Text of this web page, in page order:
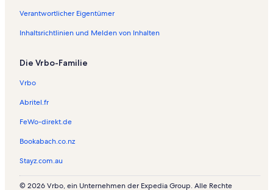
Verantwortlicher Eigentümer
Inhaltsrichtlinien und Melden von Inhalten
Die Vrbo-Familie
Vrbo
Abritel.fr
FeWo-direkt.de
Bookabach.co.nz
Stayz.com.au
© 2026 Vrbo, ein Unternehmen der Expedia Group. Alle Rechte